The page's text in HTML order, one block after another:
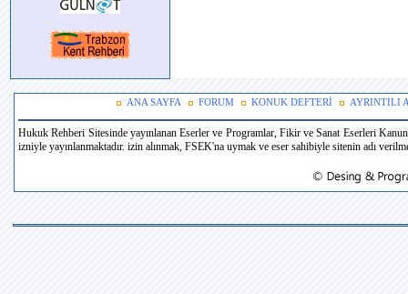
ANA SAYFA FORUM KONUK DEFTERİ AYRINTILI
Hukuk Rehberi Sitesinde yayınlanan Eserler ve Programlar, Fikir ve Sanat Eserleri
izniyle yayınlanmaktadır. izin alınmak, FSEK'na uymak ve eser sahibiyle sitenin adı